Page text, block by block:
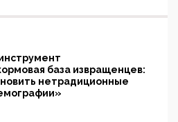
база извращенцев:
нетрадиционные